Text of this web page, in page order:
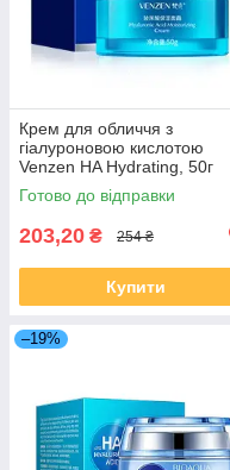
Крем для обличчя з
гіалуроновою кислотою
Venzen HA Hydrating, 50г
Готово до відправки
203,20 ₴ 254 ₴
Купити
–19%